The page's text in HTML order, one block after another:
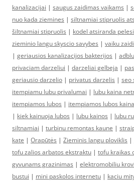
kanalizacijai | saugus zaidimas vaikams |
nuo kada ziemines | siltnamiai stipruolis
šiltnamiai stipruolis | kodel atsiranda
zieminio langu skyscio savybes | vaiku
| geriausios kanalizacijos bakterijos |
privaciam darzeliui | darzeliai gelbeja |
geriausio darzelio | privatus darzelis | seo
itempiamu lubu privalumai | lubu kaina
itempiamos lubos | itempiamos lubos kaina
| kiek kainuoja lubos | lubu kainos | lubu
siltnamiai | turbinu remontas kaune |
kate | Orapūtės | Zieminis langu ploviklis |
tofu zalios arbatos ekstraktu | tofu kraikas
gyvunams grazinimas | elektromobiliu
bustui | mini paskolos internetu | kaciu